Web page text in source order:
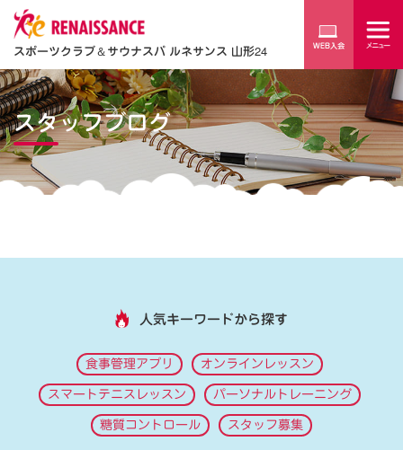
スポーツクラブ＆サウナスパ ルネサンス 山形24
スタッフブログ
人気キーワードから探す
食事管理アプリ オンラインレッスン
スマートテニスレッスン パーソナルトレーニング
糖質コントロール スタッフ募集